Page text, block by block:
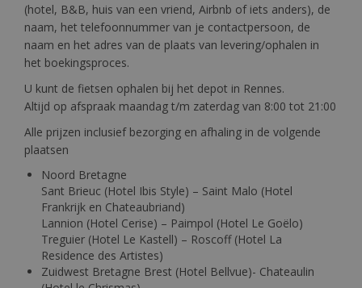
(hotel, B&B, huis van een vriend, Airbnb of iets anders), de
naam, het telefoonnummer van je contactpersoon, de
naam en het adres van de plaats van levering/ophalen in
het boekingsproces.
U kunt de fietsen ophalen bij het depot in Rennes.
Altijd op afspraak maandag t/m zaterdag van 8:00 tot 21:00
Alle prijzen inclusief bezorging en afhaling in de volgende
plaatsen
Noord Bretagne
Sant Brieuc (Hotel Ibis Style) – Saint Malo (Hotel
Frankrijk en Chateaubriand)
Lannion (Hotel Cerise) – Paimpol (Hotel Le Goëlo)
Treguier (Hotel Le Kastell) – Roscoff (Hotel La
Residence des Artistes)
Zuidwest Bretagne Brest (Hotel Bellvue)- Chateaulin